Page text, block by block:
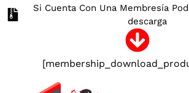
Si Cuenta Con Una Membresía
descarga